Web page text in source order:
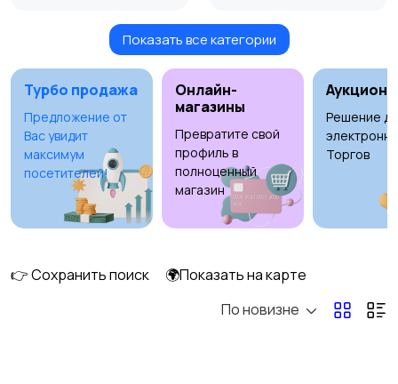
Умные часы и
браслеты
Стационарные
телефоны
Рации и спутниковые
телефоны
Запчасти
аккумуляторы
Показать все категории
Турбо продажа
Предложение от
Вас увидит
максимум
посетителей!
Онлайн-
магазины
Превратите свой
профиль в
полноценный
магазин
Аукционы
Решение
Торгов
👉 Сохранить поиск
🌍Показать на карте
По новизне